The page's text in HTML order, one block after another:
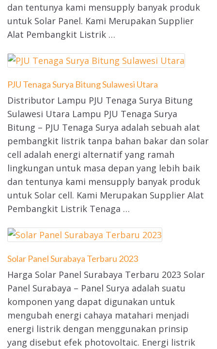
dan tentunya kami mensupply banyak produk
untuk Solar Panel. Kami Merupakan Supplier
Alat Pembangkit Listrik …
PJU Tenaga Surya Bitung Sulawesi Utara
Distributor Lampu PJU Tenaga Surya Bitung
Sulawesi Utara Lampu PJU Tenaga Surya
Bitung – PJU Tenaga Surya adalah sebuah alat
pembangkit listrik tanpa bahan bakar dan solar
cell adalah energi alternatif yang ramah
lingkungan untuk masa depan yang lebih baik
dan tentunya kami mensupply banyak produk
untuk Solar cell. Kami Merupakan Supplier Alat
Pembangkit Listrik Tenaga …
Solar Panel Surabaya Terbaru 2023
Harga Solar Panel Surabaya Terbaru 2023 Solar
Panel Surabaya – Panel Surya adalah suatu
komponen yang dapat digunakan untuk
mengubah energi cahaya matahari menjadi
energi listrik dengan menggunakan prinsip
yang disebut efek photovoltaic. Energi listrik